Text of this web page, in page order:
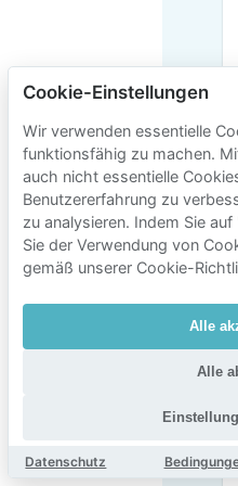
Cookie-Einstellungen
Wir verwenden essentielle
funktionsfähig zu machen.
auch nicht essentielle
Benutzererfahrung zu
zu analysieren. Indem Sie
Sie der Verwendung von
gemäß unserer Cookie-
Alle
Alle
Datenschutz